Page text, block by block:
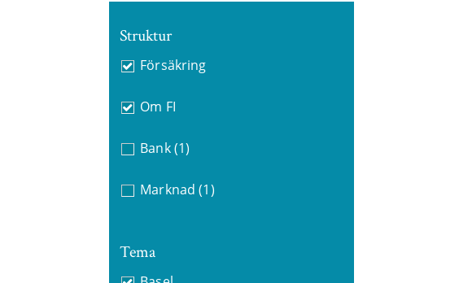
Struktur
Försäkring
Om FI
Bank (1)
Marknad (1)
Tema